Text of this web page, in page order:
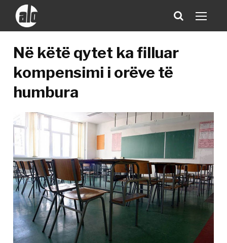
Në këtë qytet ka filluar
kompensimi i orëve të
humbura